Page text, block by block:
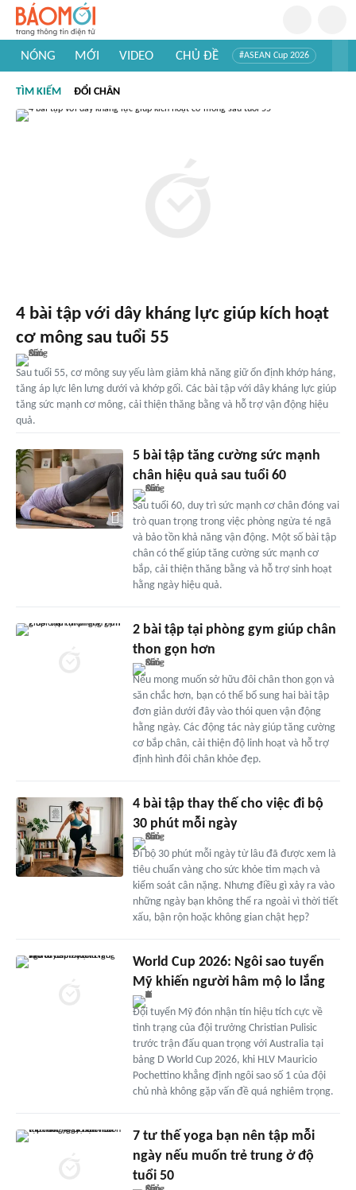
NÓNG MỚI VIDEO CHỦ ĐỀ #ASEAN Cup 2026
#Khám phá thế giới
TÌM KIẾM ĐỔI CHÂN
4 bài tập với dây kháng lực giúp kích hoạt
cơ mông sau tuổi 55
Sau tuổi 55, cơ mông suy yếu làm giảm khả năng giữ ổn định khớp háng,
tăng áp lực lên lưng dưới và khớp gối. Các bài tập với dây kháng lực giúp
tăng sức mạnh cơ mông, cải thiện thăng bằng và hỗ trợ vận động hiệu
quả.
5 bài tập tăng cường sức mạnh
chân hiệu quả sau tuổi 60
Sau tuổi 60, duy trì sức mạnh cơ chân đóng vai
trò quan trọng trong việc phòng ngừa té ngã
và bảo tồn khả năng vận động. Một số bài tập
chân có thể giúp tăng cường sức mạnh cơ
bắp, cải thiện thăng bằng và hỗ trợ sinh hoạt
hằng ngày hiệu quả.
2 bài tập tại phòng gym giúp chân
thon gọn hơn
Nếu mong muốn sở hữu đôi chân thon gọn và
săn chắc hơn, bạn có thể bổ sung hai bài tập
đơn giản dưới đây vào thói quen vận động
hằng ngày. Các động tác này giúp tăng cường
cơ bắp chân, cải thiện độ linh hoạt và hỗ trợ
định hình đôi chân khỏe đẹp.
4 bài tập thay thế cho việc đi bộ
30 phút mỗi ngày
Đi bộ 30 phút mỗi ngày từ lâu đã được xem là
tiêu chuẩn vàng cho sức khỏe tim mạch và
kiểm soát cân nặng. Nhưng điều gì xảy ra vào
những ngày bạn không thể ra ngoài vì thời tiết
xấu, bận rộn hoặc không gian chật hẹp?
World Cup 2026: Ngôi sao tuyển
Mỹ khiến người hâm mộ lo lắng
Đội tuyển Mỹ đón nhận tín hiệu tích cực về
tình trạng của đội trưởng Christian Pulisic
trước trận đấu quan trọng với Australia tại
bảng D World Cup 2026, khi HLV Mauricio
Pochettino khẳng định ngôi sao số 1 của đội
chủ nhà không gặp vấn đề quá nghiêm trọng.
7 tư thế yoga bạn nên tập mỗi
ngày nếu muốn trẻ trung ở độ
tuổi 50